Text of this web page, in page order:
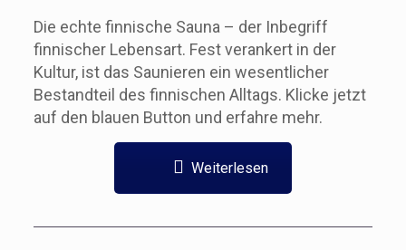
Die echte finnische Sauna – der Inbegriff
finnischer Lebensart. Fest verankert in der
Kultur, ist das Saunieren ein wesentlicher
Bestandteil des finnischen Alltags. Klicke jetzt
auf den blauen Button und erfahre mehr.
Weiterlesen